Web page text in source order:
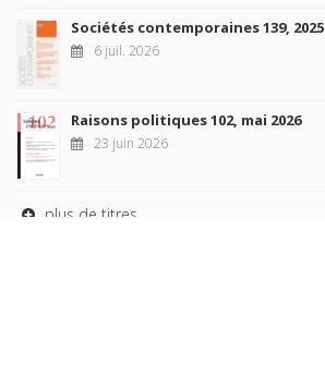
Sociétés contemporaines 139, 2025
6 juil. 2026
Raisons politiques 102, mai 2026
23 juin 2026
plus de titres